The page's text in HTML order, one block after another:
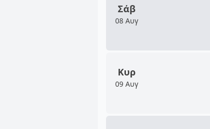
Σάβ
08 Αυγ
Κυρ
09 Αυγ